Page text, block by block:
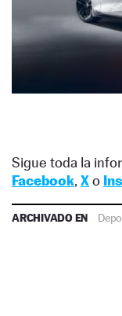
Sigue toda la
Facebook, Xo
ARCHIVADO EN